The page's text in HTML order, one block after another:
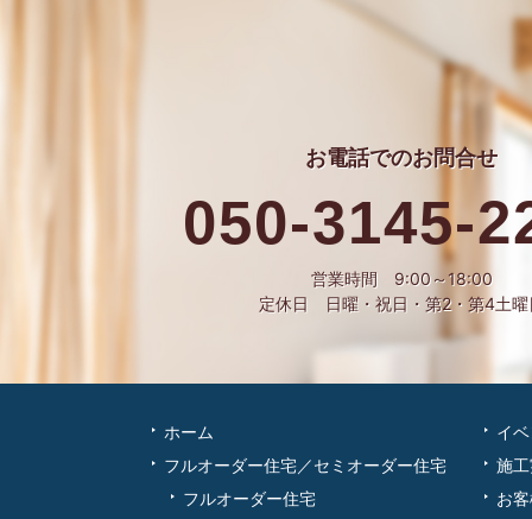
お電話でのお問合せ
050-3145-
営業時間 9:00～18:00
定休日 日曜・祝日・第2・第4土曜
ホーム
フルオーダー住宅／セミオーダー住宅
フルオーダー住宅
イ
施
お